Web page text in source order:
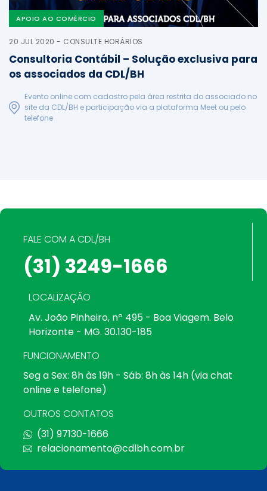
APOIO AO COMÉRCIO
20 JUL 2020 - CONSULTE HORÁRIOS
Consultoria Contábil – Solução exclusiva para
os associados da CDL/BH
Evento online com cadastro pela área restrita do associado no
site da CDL/BH e participação via a plataforma Meet ou pelo
telefone
FALE COM A CDL/BH
(31) 3249-1666
LOCALIZAÇÃO
Av. João Pinheiro, nº 495 - Boa Viagem. Belo
Horizonte - MG. 30.130-185
FUNCIONAMENTO
Seg a Sex: 8h às 19h - Sáb: 8h às 14h (via chat
online e telefone)
OUTROS CONTATOS
(31) 97130-1666
relacionamento@cdlbh.com.br